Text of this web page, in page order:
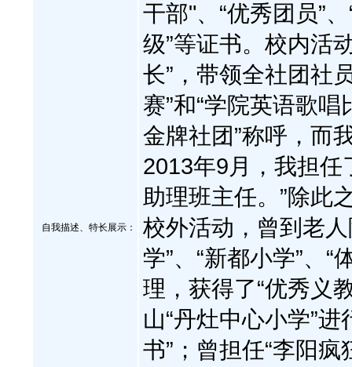
自我描述、特长展示 ：
干部"、“优秀团员”
级”等证书。校内活
长”，带领全社团社
赛”和“学院英语歌
金牌社团”称呼，而
2013年9月，我担任
助理班主任。”除此
校外活动，曾到老
学”、“新都小学”、
理，获得了“优秀义
山“丹灶中心小学”
书”；曾担任“李阳